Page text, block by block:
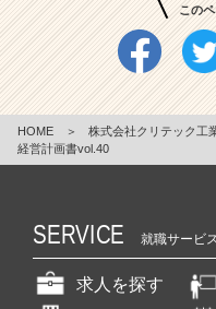
この
HOME ＞ 株式会社クリテック工
経営計画書vol.40
SERVICE 就職サービ
求人を探す